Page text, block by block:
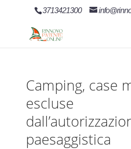
3713421300
Camping, case
escluse
paesaggistica